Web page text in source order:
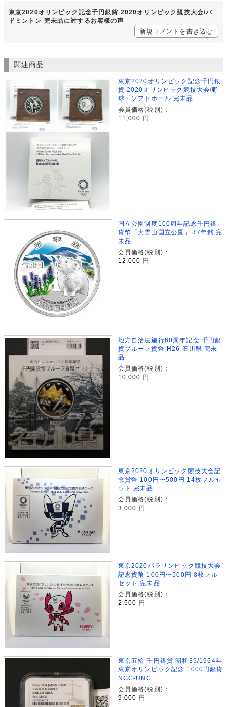
東京2020オリンピック記念千円銀貨 2020オリンピック競技大会/バ
ドミントン 完未品に対するお客様の声
新規コメントを書き込む
関連商品
東京2020オリンピック記念千円銀
貨 2020オリンピック競技大会/野
球・ソフトボール 完未品
会員価格(税別)：
11,000
円
国立公園制度100周年記念千円銀
貨幣「大雪山国立公園」R7年銘 完
未品
会員価格(税別)：
12,000
円
地方自治法施行60周年記念 千円銀
貨プルーフ貨幣 H26 石川県 完未
品
会員価格(税別)：
10,000
円
東京2020オリンピック競技大会記
念貨幣 100円〜500円 14枚フルセ
ット 完未品
会員価格(税別)：
3,000 円
東京2020パラリンピック競技大会
記念貨幣 100円〜500円 8枚フル
セット 完未品
会員価格(税別)：
2,500 円
東京五輪 千円銀貨 昭和39/1964年
東京オリンピック記念 1000円銀貨
NGC-UNC
会員価格(税別)：
9,000 円